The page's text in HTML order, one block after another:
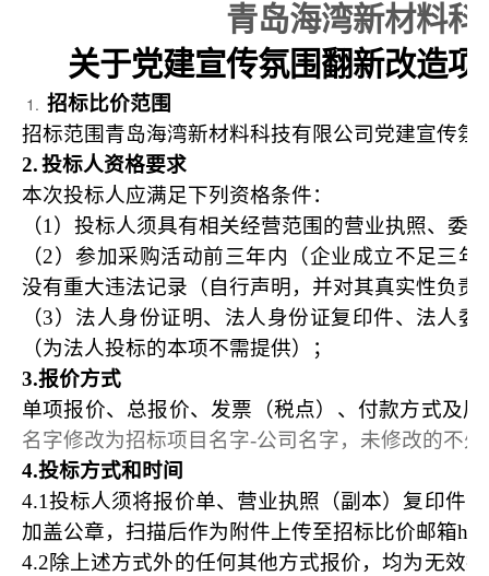
青岛海湾新材料
关于党建宣传氛围翻新改造
招标比价范围
招标范围青岛海湾新材料科技有限公司党建宣传氛
2.投标人资格要求
本次投标人应满足下列资格条件：
（1）投标人须具有相关经营范围的营业执照、委
（2）参加采购活动前三年内（企业成立不足三
没有重大违法记录（自行声明，并对其真实性负责
（3）法人身份证明、法人身份证复印件、法人
（为法人投标的本项不需提供）；
3.报价方式
单项报价、总报价、发票（税点）、付款方式及
名字修改为招标项目名字-公司名字，未修改的不
4.投标方式和时间
4.1投标人须将报价单、营业执照（副本）复印件
加盖公章，扫描后作为附件上传至招标比价邮箱
4.2除上述方式外的任何其他方式报价，均为无效